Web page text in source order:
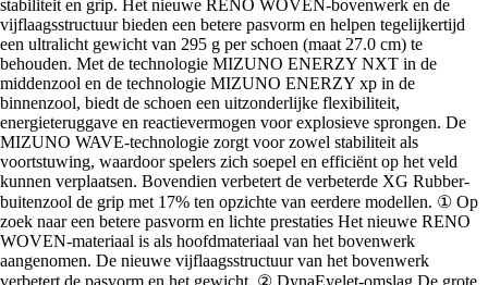
stabiliteit en grip. Het nieuwe RENO WOVEN-bovenwerk en de
vijflaagsstructuur bieden een betere pasvorm en helpen tegelijkertijd
een ultralicht gewicht van 295 g per schoen (maat 27.0 cm) te
behouden. Met de technologie MIZUNO ENERZY NXT in de
middenzool en de technologie MIZUNO ENERZY xp in de
binnenzool, biedt de schoen een uitzonderlijke flexibiliteit,
energieteruggave en reactievermogen voor explosieve sprongen. De
MIZUNO WAVE-technologie zorgt voor zowel stabiliteit als
voortstuwing, waardoor spelers zich soepel en efficiënt op het veld
kunnen verplaatsen. Bovendien verbetert de verbeterde XG Rubber-
buitenzool de grip met 17% ten opzichte van eerdere modellen. ① Op
zoek naar een betere pasvorm en lichte prestaties Het nieuwe RENO
WOVEN-materiaal is als hoofdmateriaal van het bovenwerk
aangenomen. De nieuwe vijflaagsstructuur van het bovenwerk
verbetert de pasvorm en het gewicht. ② DynaEyelet-omslag De grote